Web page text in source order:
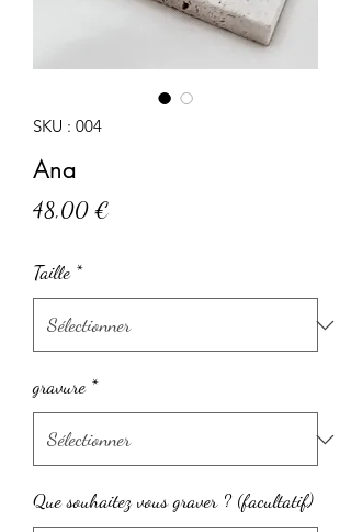
SKU : 004
Ana
48,00 €
Taille *
gravure *
Que souhaitez vous graver ? (facultatif)